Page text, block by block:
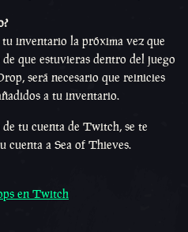
inventario la próxima vez que
que estuvieras dentro del juego
será necesario que reinicies
a tu inventario.
de tu cuenta de Twitch, se te
cuenta a Sea of Thieves.
en Twitch